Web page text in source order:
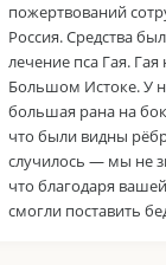
пожертвований
Россия. Средства
лечение пса Гая.
Большом Истоке. У
большая рана на
что были видны
случилось — мы не
что благодаря
смогли поставить